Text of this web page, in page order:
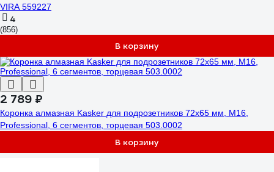
VIRA 559227
4
(856)
В корзину
2 789 ₽
Коронка алмазная Kasker для подрозетников 72х65 мм, М16,
Professional, 6 сегментов, торцевая 503.0002
В корзину